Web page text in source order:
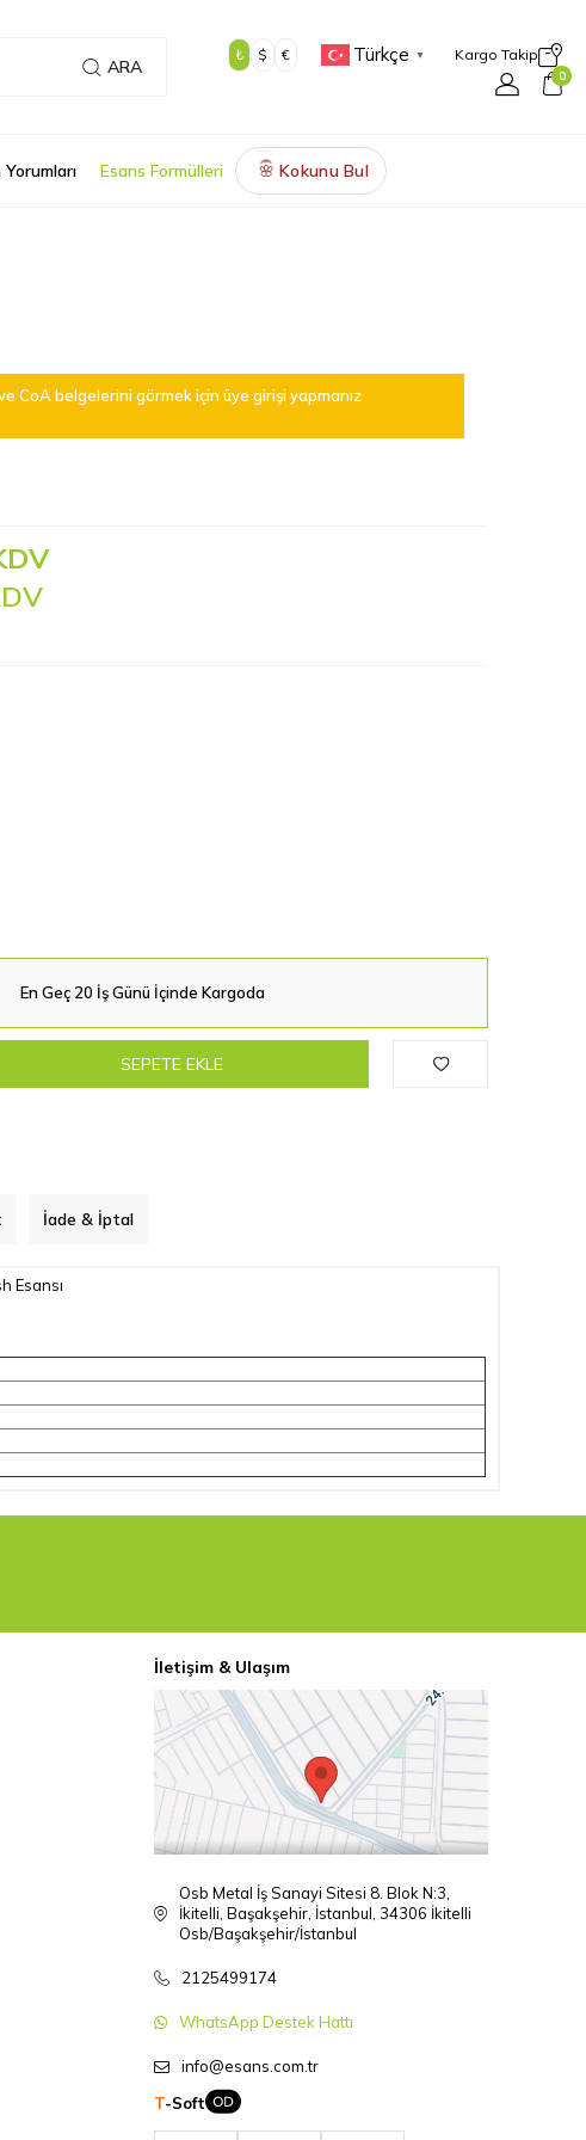
ARA
₺ $ € Türkçe ▼ Kargo Takip
0
Esans Formülleri 🌸 Kokunu Bul
CoA belgelerini görmek için üye girişi yapmanız
En Geç 20 İş Günü İçinde Kargoda
SEPETE EKLE
İade & İptal
Esansı
İletişim & Ulaşım
Osb Metal İş Sanayi Sitesi 8. Blok N:3,
İkitelli, Başakşehir, İstanbul, 34306 İkitelli
Osb/Başakşehir/İstanbul
2125499174
WhatsApp Destek Hattı
info@esans.com.tr
T-Soft